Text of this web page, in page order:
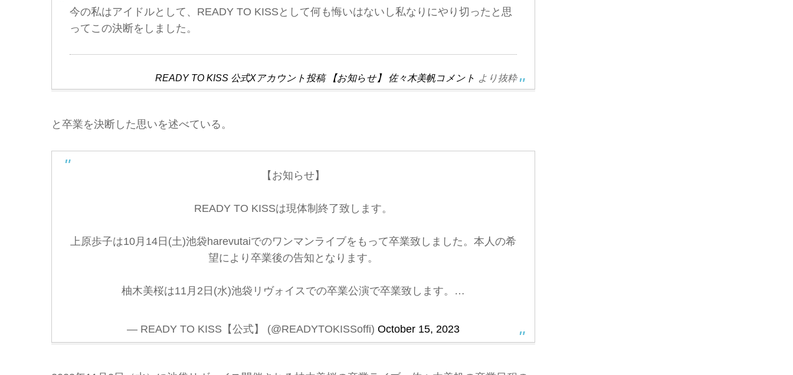
今の私はアイドルとして、READY TO KISSとして何も悔いはないし私なりにやり切ったと思
ってこの決断をしました。
READY TO KISS 公式Xアカウント投稿 【お知らせ】 佐々木美帆コメント より抜粋
と卒業を決断した思いを述べている。
【お知らせ】
READY TO KISSは現体制終了致します。
上原歩子は10月14日(土)池袋harevutaiでのワンマンライブをもって卒業致しました。本人の希
望により卒業後の告知となります。
柚木美桜は11月2日(水)池袋リヴォイスでの卒業公演で卒業致します。…
— READY TO KISS【公式】 (@READYTOKISSoffi) October 15, 2023